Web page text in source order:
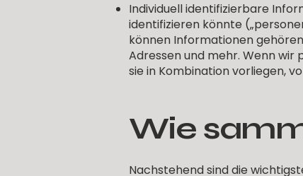
Individuell identifizierbare
identifizieren könnte
können Informationen
Adressen und mehr. Wenn
sie in Kombination vorliegen,
Wie
Nachstehend sind die